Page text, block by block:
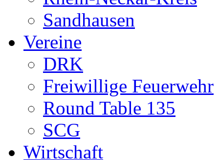
Sandhausen
Vereine
DRK
Freiwillige Feuerwehr
Round Table 135
SCG
Wirtschaft